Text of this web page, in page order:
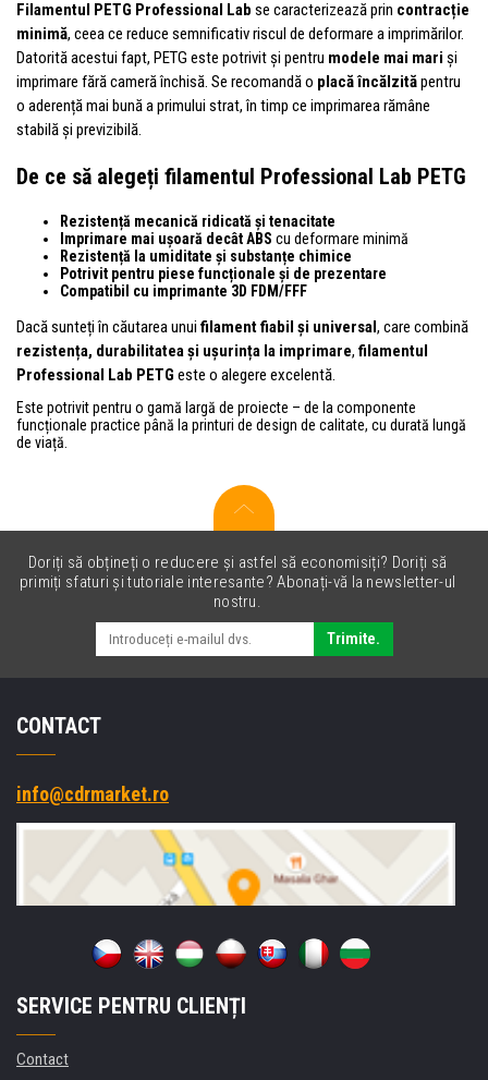
Filamentul PETG Professional Lab se caracterizează prin contracție
minimă, ceea ce reduce semnificativ riscul de deformare a imprimărilor.
Datorită acestui fapt, PETG este potrivit și pentru modele mai mari și
imprimare fără cameră închisă. Se recomandă o placă încălzităpentru
o aderență mai bună a primului strat, în timp ce imprimarea rămâne
stabilă și previzibilă.
De ce să alegeți filamentul Professional Lab PETG
Rezistență mecanică ridicată și tenacitate
Imprimare mai ușoară decât ABS cu deformare minimă
Rezistență la umiditate și substanțe chimice
Potrivit pentru piese funcționale și de prezentare
Compatibil cu imprimante 3D FDM/FFF
Dacă sunteți în căutarea unui filament fiabil și universal, care combină
rezistența, durabilitatea și ușurința la imprimare, filamentul
Professional Lab PETG este o alegere excelentă.
Este potrivit pentru o gamă largă de proiecte – de la componente
funcționale practice până la printuri de design de calitate, cu durată lungă
de viață.
Doriți să obțineți o reducere și astfel să economisiți? Doriți să
primiți sfaturi și tutoriale interesante? Abonați-vă la newsletter-ul
nostru.
Trimite.
CONTACT
info@cdrmarket.ro
SERVICE PENTRU CLIENȚI
Contact